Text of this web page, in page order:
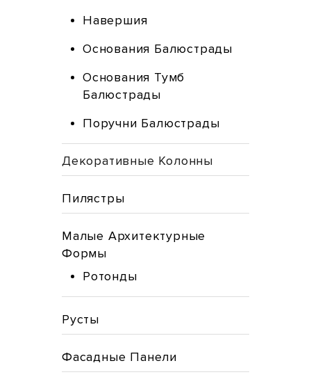
Навершия
Основания Балюстрады
Основания Тумб
Балюстрады
Поручни Балюстрады
Декоративные Колонны
Пилястры
Малые Архитектурные
Формы
Ротонды
Русты
Фасадные Панели